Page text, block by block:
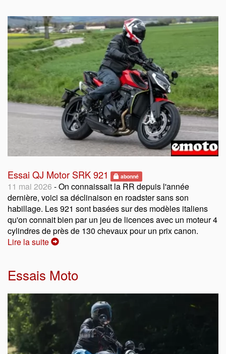
Essai QJ Motor SRK 921 abonné
11 mai 2026 - On connaissait la RR depuis l'année
dernière, voici sa déclinaison en roadster sans son
habillage. Les 921 sont basées sur des modèles italiens
qu'on connait bien par un jeu de licences avec un moteur 4
cylindres de près de 130 chevaux pour un prix canon.
Lire la suite
Essais Moto